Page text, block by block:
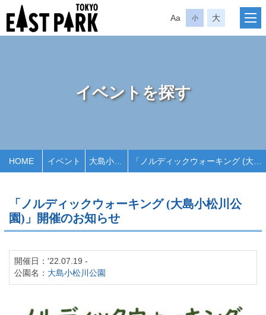
Aa 小 大
イベントを探す
HOME イベント 大島小松川公園 「ノルディックウォーキング (大島小松川公園)」開催のお知らせ
「ノルディックウォーキング (大島小松川公
園)」開催のお知らせ
開催日：'22.07.19 -
公園名： 大島小松川公園